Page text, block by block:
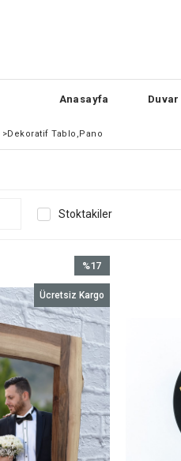
Anasayfa
>Dekoratif Tablo,Pano
Stoktakiler
%17
İndirim
%17İndirim
Ücretsiz Kargo